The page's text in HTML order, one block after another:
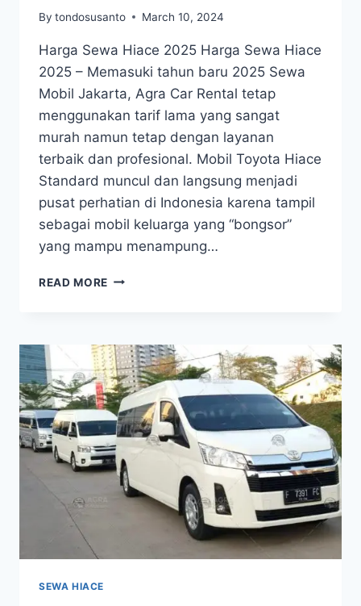
By tondosusanto March 10, 2024
Harga Sewa Hiace 2025 Harga Sewa Hiace
2025 – Memasuki tahun baru 2025 Sewa
Mobil Jakarta, Agra Car Rental tetap
menggunakan tarif lama yang sangat
murah namun tetap dengan layanan
terbaik dan profesional. Mobil Toyota Hiace
Standard muncul dan langsung menjadi
pusat perhatian di Indonesia karena tampil
sebagai mobil keluarga yang “bongsor”
yang mampu menampung…
READ MORE HARGA
SEWA HIACE